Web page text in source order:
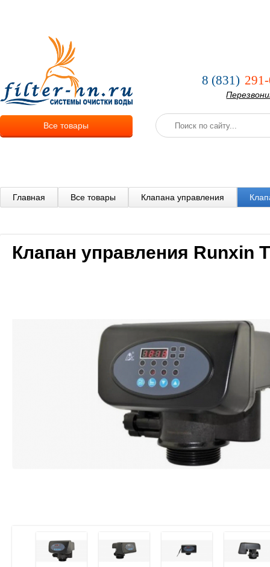
Все товары
8 (831)
Главная Все товары Клапана управления
Клапан управления Runxin